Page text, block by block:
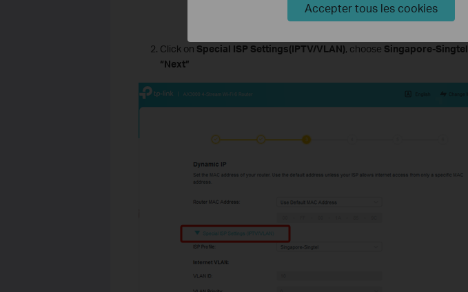
Click on Special ISP Settings(IPTV/VLAN), choose Singapore-Singtel
“Next”
Accepter tous les cookies